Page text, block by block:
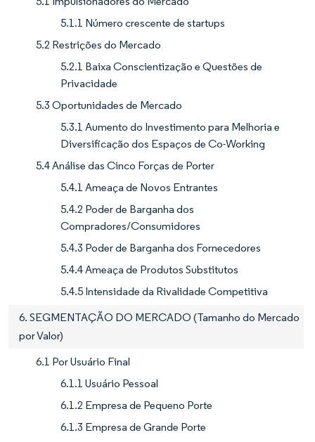
5.1.1 Número crescente de startups
5.2 Restrições do Mercado
5.2.1 Baixa Conscientização e Questões de
Privacidade
5.3 Oportunidades de Mercado
5.3.1 Aumento do Investimento para Melhoria e
Diversificação dos Espaços de Co-Working
5.4 Análise das Cinco Forças de Porter
5.4.1 Ameaça de Novos Entrantes
5.4.2 Poder de Barganha dos
Compradores/Consumidores
5.4.3 Poder de Barganha dos Fornecedores
5.4.4 Ameaça de Produtos Substitutos
5.4.5 Intensidade da Rivalidade Competitiva
6. SEGMENTAÇÃO DO MERCADO (Tamanho do Mercado
por Valor)
6.1 Por Usuário Final
6.1.1 Usuário Pessoal
6.1.2 Empresa de Pequeno Porte
6.1.3 Empresa de Grande Porte